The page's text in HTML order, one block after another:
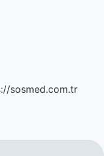
sosmed.com.tr